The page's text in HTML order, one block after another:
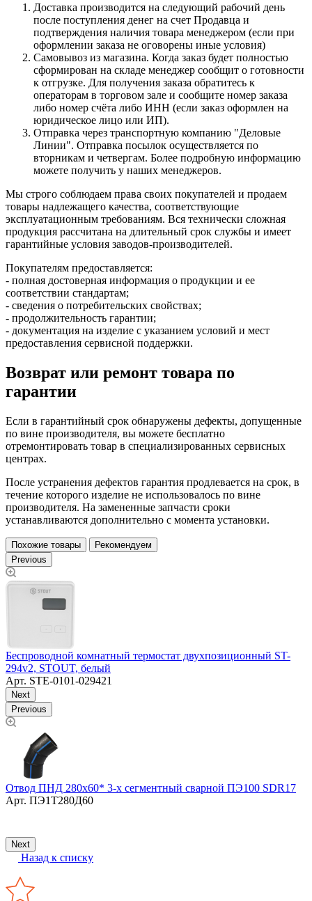
Доставка производится на следующий рабочий день
после поступления денег на счет Продавца и
подтверждения наличия товара менеджером (если при
оформлении заказа не оговорены иные условия)
Самовывоз из магазина. Когда заказ будет полностью
сформирован на складе менеджер сообщит о готовности
к отгрузке. Для получения заказа обратитесь к
операторам в торговом зале и сообщите номер заказа
либо номер счёта либо ИНН (если заказ оформлен на
юридическое лицо или ИП).
Отправка через транспортную компанию "Деловые
Линии". Отправка посылок осуществляется по
вторникам и четвергам. Более подробную информацию
можете получить у наших менеджеров.
Мы строго соблюдаем права своих покупателей и продаем
товары надлежащего качества, соответствующие
эксплуатационным требованиям. Вся технически сложная
продукция рассчитана на длительный срок службы и имеет
гарантийные условия заводов-производителей.
Покупателям предоставляется:
- полная достоверная информация о продукции и ее
соответствии стандартам;
- сведения о потребительских свойствах;
- продолжительность гарантии;
- документация на изделие с указанием условий и мест
предоставления сервисной поддержки.
Возврат или ремонт товара по
гарантии
Если в гарантийный срок обнаружены дефекты, допущенные
по вине производителя, вы можете бесплатно
отремонтировать товар в специализированных сервисных
центрах.
После устранения дефектов гарантия продлевается на срок, в
течение которого изделие не использовалось по вине
производителя. На замененные запчасти сроки
устанавливаются дополнительно с момента установки.
Похожие товары
Рекомендуем
Previous
Беспроводной комнатный термостат двухпозиционный ST-
294v2, STOUT, белый
Арт. STE-0101-029421
Next
Previous
Отвод ПНД 280х60* 3-х сегментный сварной ПЭ100 SDR17
Арт. ПЭ1Т280Д60
Next
Назад к списку